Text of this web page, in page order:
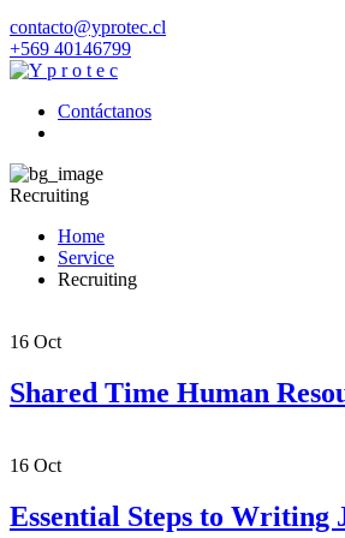
contacto@yprotec.cl
+569 40146799
Contáctanos
Recruiting
Home
Service
Recruiting
16 Oct
Shared Time Human
16 Oct
Essential Steps to Writing